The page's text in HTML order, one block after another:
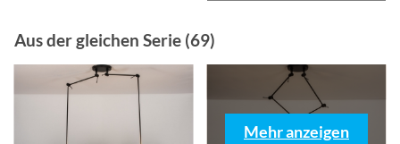
Aus der gleichen Serie (69)
Mehr anzeigen